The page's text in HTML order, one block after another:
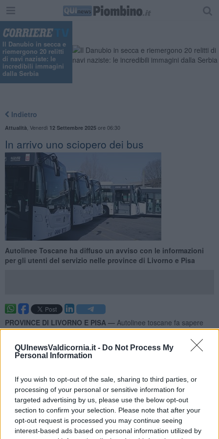
QUInewsValdicornia.it - Do Not Process My
Personal Information
If you wish to opt-out of the sale, sharing to third parties, or
processing of your personal or sensitive information for
targeted advertising by us, please use the below opt-out
section to confirm your selection. Please note that after your
opt-out request is processed you may continue seeing
interest-based ads based on personal information utilized by
Il Danubio in secca e
riemergono 20 relitti
di navi naziste: le
incredibili immagini
dalla Serbia
Indietro
Attualità Venerdì 12 Settembre 2025ore 06:30
In arrivo uno sciopero dei bus
Autolinee Toscane ha diffuso un avviso con le informazioni
per gli utenti del servizio nelle province di Livorno e Pisa
PROVINCE DI LIVORNO E PISA — Autolinee toscane fa sapere
che sabato 13 e lunedì 15 Settembre 2025 sono stati proclamati tre
Livorno, Pisae
Firenze, Prato e Pistoia.
Sabato 13 Settembre2025 è stato proclamato uno sciopero di 8
ore da parte di USB Unione Sindacale di Base per la
provincia di
Livorno. Lo sciopero si terrà dalle 16 alle 24.